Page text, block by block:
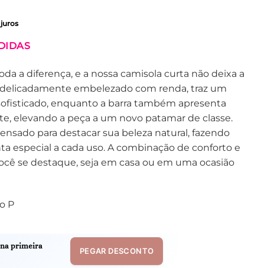
a diferença, e a nossa camisola curta não deixa a
embelezado com renda, traz um
enquanto a barra também apresenta
elevando a peça a um novo patamar de classe.
para destacar sua beleza natural, fazendo
especial a cada uso. A combinação de conforto e
se destaque, seja em casa ou em uma ocasião
P
na primeira
PEGAR DESCONTO